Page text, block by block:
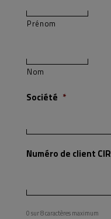
Prénom
Nom
Société *
Numéro de client CIR
0 sur 8 caractères maximum